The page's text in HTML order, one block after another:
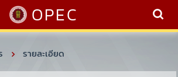
OPEC
รายละเอียด